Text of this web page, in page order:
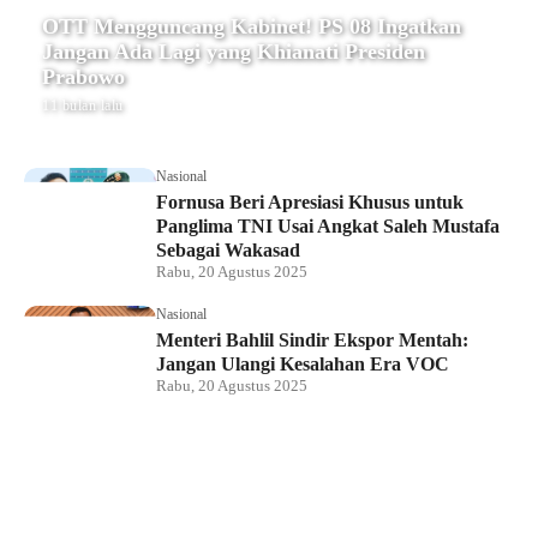
OTT Mengguncang Kabinet! PS 08 Ingatkan
Jangan Ada Lagi yang Khianati Presiden
Prabowo
11 bulan lalu
Nasional
Fornusa Beri Apresiasi Khusus untuk
Panglima TNI Usai Angkat Saleh Mustafa
Sebagai Wakasad
Rabu, 20 Agustus 2025
Nasional
Menteri Bahlil Sindir Ekspor Mentah:
Jangan Ulangi Kesalahan Era VOC
Rabu, 20 Agustus 2025